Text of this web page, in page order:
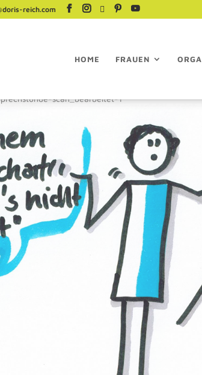
reich.com
HOME FRAUEN